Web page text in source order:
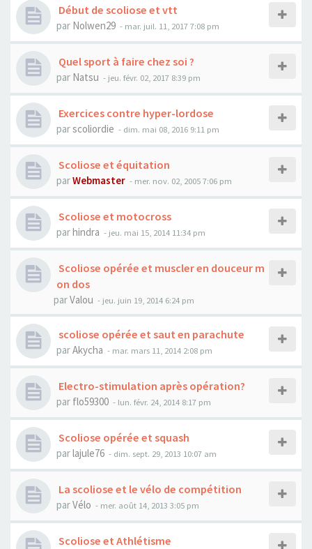
Début de scoliose et vtt
par Nolwen29 - mar. juil. 11, 2017 7:08 pm
Quel sport à faire chez soi ?
par Natsu - jeu. févr. 02, 2017 8:39 pm
Exercices contre hyper-lordose
parscoliordie - dim. mai 08, 2016 9:11 pm
Scoliose et équitation
parWebmaster - mer. nov. 02, 2005 7:06 pm
Scoliose et motocross
parhindra - jeu. mai 15, 2014 11:34 pm
Scoliose opérée et muscler en douceur m
on dos
parValou - jeu. juin 19, 2014 6:24 pm
scoliose opérée et saut en parachute
parAkycha - mar. mars 11, 2014 2:08 pm
Electro-stimulation après opération?
par flo59300 - lun. févr. 24, 2014 8:17 pm
Scoliose opérée et squash
parlajule76 - dim. sept. 29, 2013 10:07 am
La scoliose et le vélo de compétition
parVélo - mer. août 14, 2013 3:05 pm
Scoliose et Athlétisme